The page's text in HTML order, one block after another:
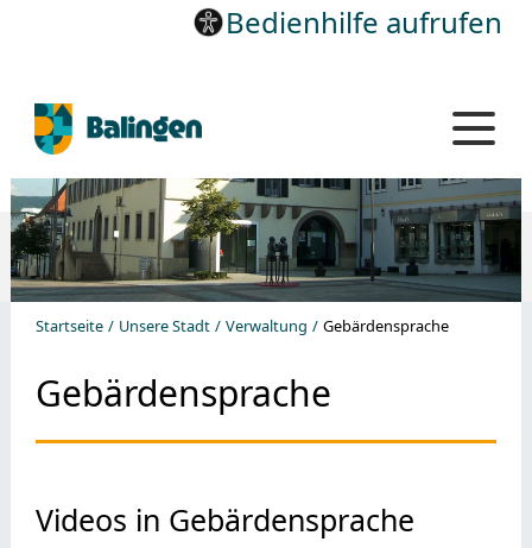
Bedienhilfe aufrufen
Startseite Unsere Stadt Verwaltung Gebärdensprache
Gebärdensprache
Videos in Gebärdensprache